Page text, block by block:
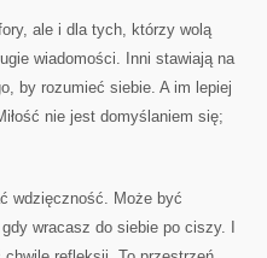
ale i dla tych, którzy wolą
wiadomości. Inni stawiają na
by rozumieć siebie. A im lepiej
nie jest domyślaniem się;
wdzięczność. Może być
wracasz do siebie po ciszy. I